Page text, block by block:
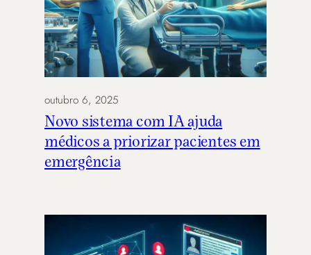
outubro 6, 2025
Novo sistema com IA ajuda
médicos a priorizar pacientes em
emergência